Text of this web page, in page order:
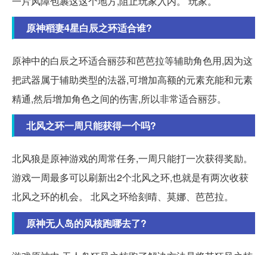
原神稻妻4星白辰之环适合谁?
原神中的白辰之环适合丽莎和芭芭拉等辅助角色用,因为这
把武器属于辅助类型的法器,可增加高额的元素充能和元素
精通,然后增加角色之间的伤害,所以非常适合丽莎。
北风之环一周只能获得一个吗?
北风狼是原神游戏的周常任务,一周只能打一次获得奖励。
游戏一周最多可以刷新出2个北风之环,也就是有两次收获
北风之环的机会。 北风之环给刻晴、莫娜、芭芭拉。
原神无人岛的风核跑哪去了?